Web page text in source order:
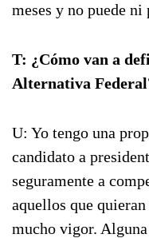
meses y no puede ni
T: ¿Cómo van a
Alternativa
U: Yo tengo una
candidato a
seguramente a
aquellos que
mucho vigor.